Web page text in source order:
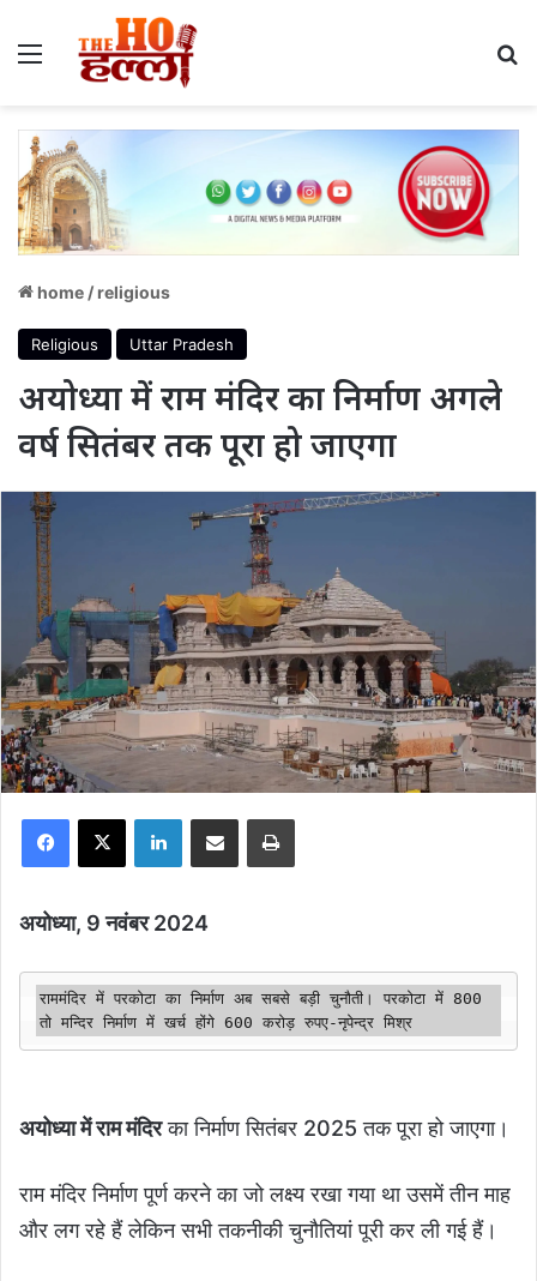
Menu
home /religious
Religious Uttar Pradesh
अयोध्या में राम मंदिर का निर्माण अगले
वर्ष सितंबर तक पूरा हो जाएगा
Facebook
X LinkedInShare via Email Print
अयोध्या, 9 नवंबर 2024
राममंदिर में परकोटा का निर्माण अब सबसे बड़ी चुनौती। परकोटा में 800
तो मन्दिर निर्माण में खर्च होंगे 600 करोड़ रुपए-नृपेन्द्र मिश्र
अयोध्या में राम मंदिरका निर्माण सितंबर 2025 तक पूरा हो जाएगा।
राम मंदिर निर्माण पूर्ण करने का जो लक्ष्य रखा गया था उसमें तीन माह
और लग रहे हैं लेकिन सभी तकनीकी चुनौतियां पूरी कर ली गई हैं।